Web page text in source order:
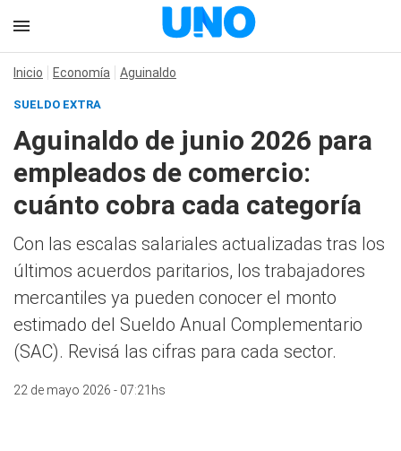
Inicio Economía Aguinaldo
SUELDO EXTRA
Aguinaldo de junio 2026 para
empleados de comercio:
cuánto cobra cada categoría
Con las escalas salariales actualizadas tras los
últimos acuerdos paritarios, los trabajadores
mercantiles ya pueden conocer el monto
estimado del Sueldo Anual Complementario
(SAC). Revisá las cifras para cada sector.
22 de mayo 2026 - 07:21hs